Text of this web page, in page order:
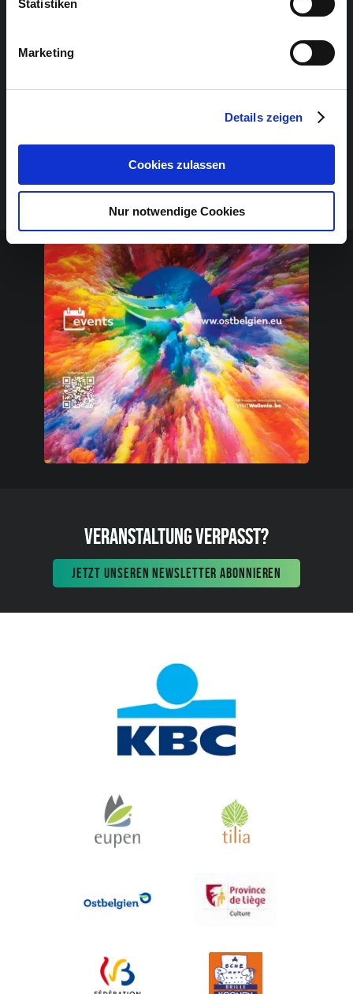
Statistiken
Marketing
Details zeigen
Cookies zulassen
Nur notwendige Cookies
Ed Hoogenboom
VERANSTALTUNG VERPASST?
JETZT UNSEREN NEWSLETTER ABONNIEREN